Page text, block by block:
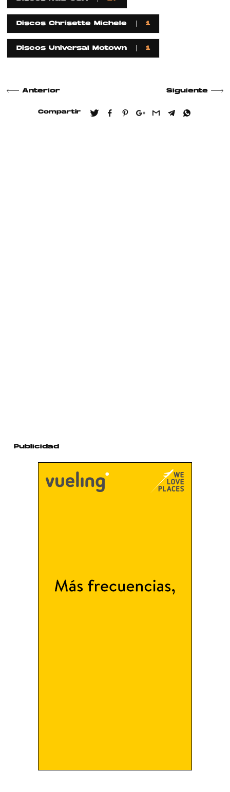
Discos Chrisette Michele 1
Discos Universal Motown 1
Anterior Siguiente
Compartir
Publicidad